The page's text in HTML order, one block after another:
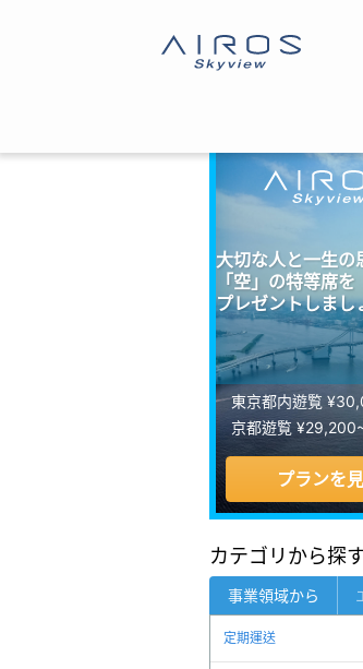
大切な人と一生の
「空」の特等席を
プレゼントしまし
東京都内遊覧
京都遊覧
プランを
カテゴリから探
事業領域から
定期運送